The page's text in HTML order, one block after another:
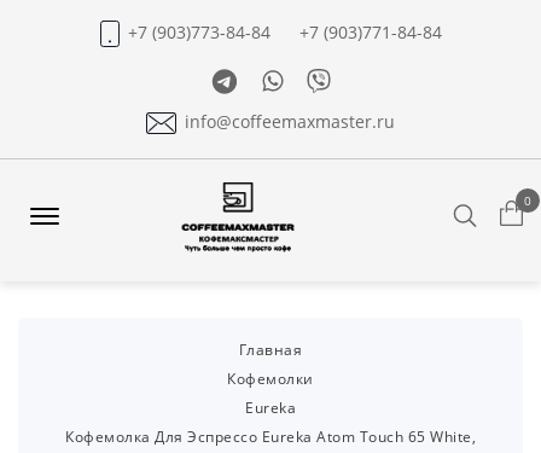
+7 (903)773-84-84
+7 (903)771-84-84
TelegramWhatsapp
Viber
info@coffeemaxmaster.ru
0
Главная
Кофемолки
Eureka
Кофемолка Для Эспрессо Eureka Atom Touch 65 White,